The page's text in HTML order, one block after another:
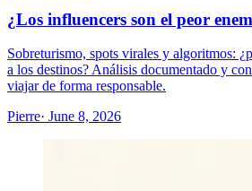
¿Los influencers son el peor
Sobreturismo, spots virales y algoritmos:
a los destinos? Análisis documentado y
viajar de forma responsable.
Pierre· June 8, 2026